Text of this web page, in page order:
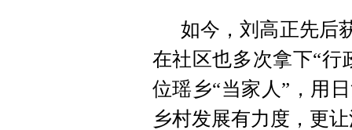
如今，刘高正先后
在社区也多次拿下“行
位瑶乡“当家人”，用
乡村发展有力度，更